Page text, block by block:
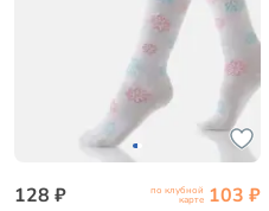
128 ₽ по клубной
карте 103 ₽